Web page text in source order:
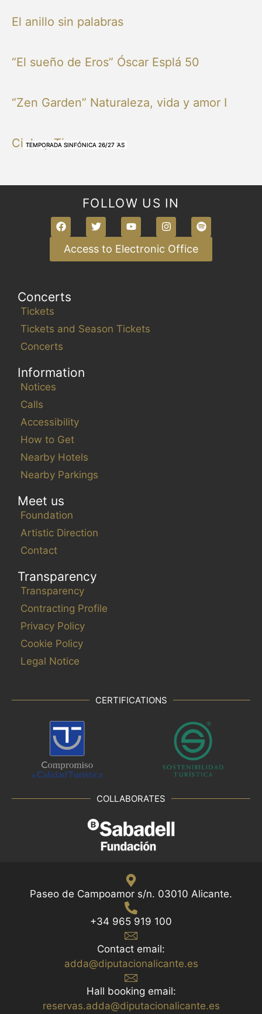
NUESTRAS BANDAS Y ORQUESTAS
NUESTRAS BANDAS Y ORQUESTAS
OTRAS MÚSICAS
NUESTRAS BANDAS Y ORQUESTAS
NUESTRAS BANDAS Y ORQUESTAS
El anillo sin palabras
TEMPORADA SINFÓNICA 26/27
“El sueño de Eros” Óscar Esplá 50
TEMPORADA SINFÓNICA 26/27
“Zen Garden” Naturaleza, vida y amor I
TEMPORADA SINFÓNICA 26/27
Cielo y Tierra
TEMPORADA SINFÓNICA 26/27
FOLLOW US IN
Access to Electronic Office
Concerts
Tickets
Tickets and Season Tickets
Concerts
Information
Notices
Calls
Accessibility
How to Get
Nearby Hotels
Nearby Parkings
Meet us
Foundation
Artistic Direction
Contact
Transparency
Transparency
Contracting Profile
Privacy Policy
Cookie Policy
Legal Notice
CERTIFICATIONS
COLLABORATES
Paseo de Campoamor s/n. 03010 Alicante.
+34 965 919 100
Contact email:
adda@diputacionalicante.es
Hall booking email:
reservas.adda@diputacionalicante.es